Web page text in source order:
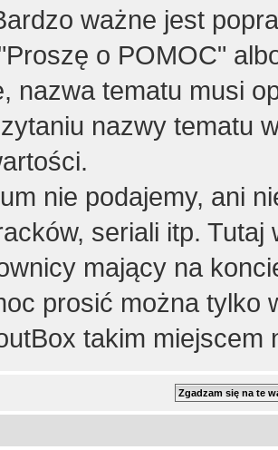
ważne jest
o POMOC"
nazwa tematu musi
nazwy tematu
nie podajemy, ani
seriali itp. Tutaj
mający na
prosić można tylko
takim miejscem